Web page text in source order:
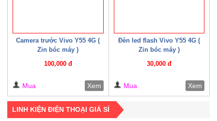
Camera trước Vivo Y55 4G (
Zin bóc máy )
100,000 đ
Mua Xem
Đèn led flash Vivo Y55 4G (
Zin bóc máy )
30,000 đ
Mua Xem
LINH KIỆN ĐIỆN THOẠI GIÁ SỈ